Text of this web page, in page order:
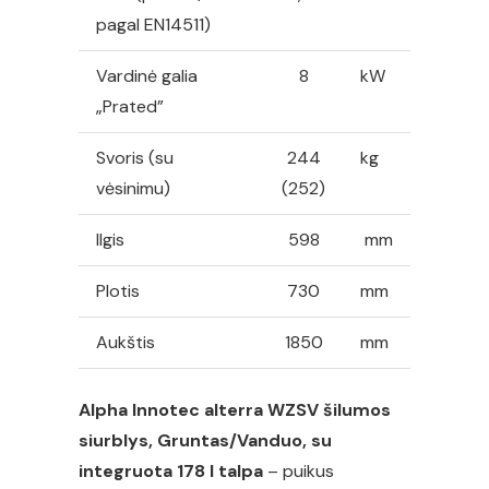
pagal EN14511)
Vardinė galia
„Prated”
8 kW
Svoris (su
vėsinimu)
244
(252)
kg
Ilgis 598 mm
Plotis 730 mm
Aukštis 1850 mm
Alpha Innotec alterra WZSV šilumos
siurblys, Gruntas/Vanduo, su
integruota 178 l talpa – puikus